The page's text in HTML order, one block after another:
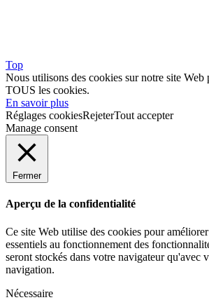
Top
Nous utilisons des cookies sur notre site
TOUS les cookies.
En savoir plus
Réglages cookiesRejeterTout accepter
Manage consent
Fermer
Aperçu de la confidentialité
Ce site Web utilise des cookies pour
essentiels au fonctionnement des
seront stockés dans votre navigateur qu'avec
navigation.
Nécessaire